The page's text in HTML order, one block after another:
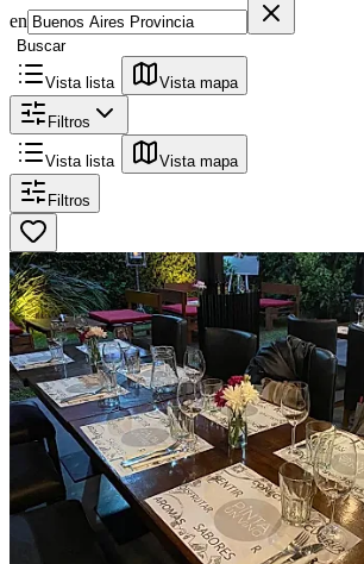
en
Buscar
Vista lista Vista mapa
Filtros
Vista lista Vista mapa
Filtros